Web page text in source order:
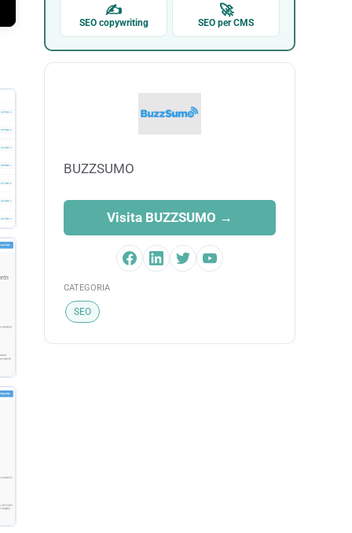
✍
SEO copywriting
🚀
SEO per CMS
BUZZSUMO
Visita BUZZSUMO →
CATEGORIA
SEO